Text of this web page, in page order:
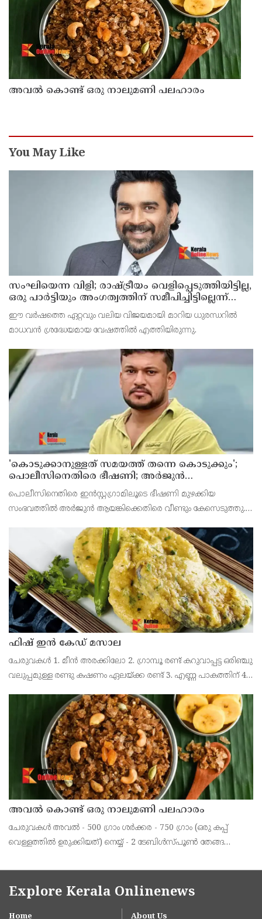
അവൽ കൊണ്ട് ഒരു നാലുമണി പലഹാരം
You May Like
സംഘിയെന്ന വിളി; രാഷ്ട്രീയം വെളിപ്പെടുത്തിയിട്ടില്ല,
ഒരു പാര്‍ട്ടിയും അംഗത്വത്തിന് സമീപിച്ചിട്ടില്ലെന്ന്
ആര്‍ മാധവന്‍
ഈ വര്‍ഷത്തെ ഏറ്റവും വലിയ വിജയമായി മാറിയ ധുരന്ധറില്‍
മാധവന്‍ ശ്രദ്ധേയമായ വേഷത്തില്‍ എത്തിയിരുന്നു.
'കൊടുക്കാനുള്ളത് സമയത്ത് തന്നെ കൊടുക്കും';
പൊലീസിനെതിരെ ഭീഷണി; അർജുൻ
ആയങ്കിക്കെതിരെ കേസെടുത്തു
പൊലീസിനെതിരെ ഇൻസ്റ്റഗ്രാമിലൂടെ ഭീഷണി മുഴക്കിയ
സംഭവത്തിൽ അർജുൻ ആയങ്കിക്കെതിരെ വീണ്ടും കേസെടുത്തു.
രജിസ്റ്റർ ചെയ്തിരിക്കുന്നത്.
ഫിഷ് ഇൻ കേഡ് മസാല
ചേരുവകൾ 1. മീൻ അരക്കിലോ 2. ഗ്രാമ്പൂ രണ്ട് കറുവാപ്പട്ട ഒരിഞ്ചു
വലുപ്പമുള്ള രണ്ടു കഷണം ഏലയ്ക്ക രണ്ട് 3. എണ്ണ പാകത്തിന് 4.
െചറിയ സ്പൂൺ മഞ്ഞൾപ്പൊടി അര െചറി
അവൽ കൊണ്ട് ഒരു നാലുമണി പലഹാരം
ചേരുവകൾ അവൽ - 500 ഗ്രാം ശർക്കര - 750 ഗ്രാം (ഒരു കപ്പ്
വെള്ളത്തിൽ ഉരുക്കിയത്) നെയ്യ് - 2 ടേബിൾസ്പൂൺ തേങ്ങ
ചുക്കും പൊടിച്ചത് - 1ടീസ്പൂൺ തയാറാക്കു
Explore Kerala Onlinenews
Home About Us